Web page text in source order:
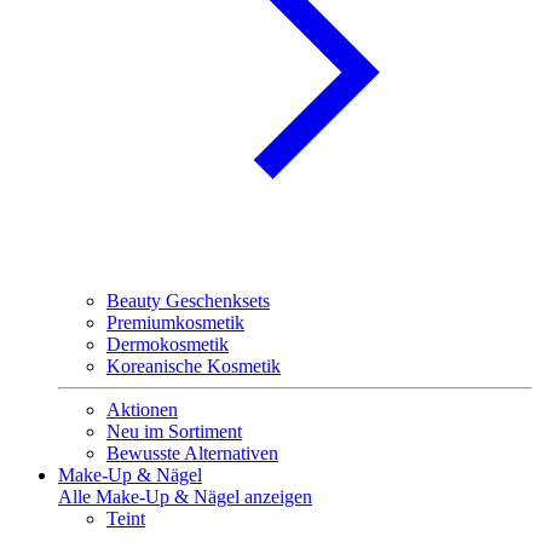
Beauty Geschenksets
Premiumkosmetik
Dermokosmetik
Koreanische Kosmetik
Aktionen
Neu im Sortiment
Bewusste Alternativen
Make-Up & Nägel
Alle Make-Up & Nägel anzeigen
Teint